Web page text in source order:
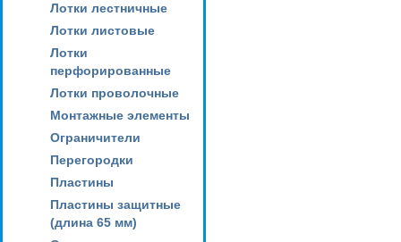
Лотки лестничные
Лотки листовые
Лотки
перфорированные
Лотки проволочные
Монтажные элементы
Ограничители
Перегородки
Пластины
Пластины защитные
(длина 65 мм)